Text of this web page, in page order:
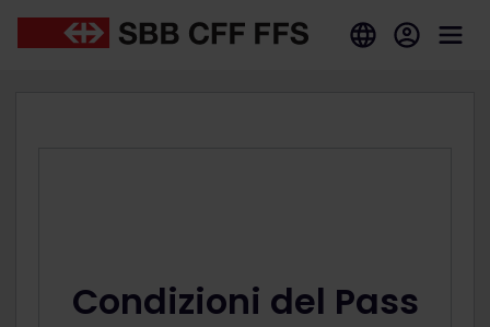
Condizioni del Pass